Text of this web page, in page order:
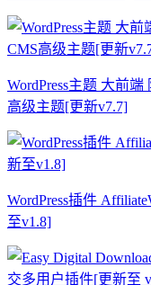
WordPress主题 大前
高级主题[更新v7.7]
WordPress插件
至v1.8]